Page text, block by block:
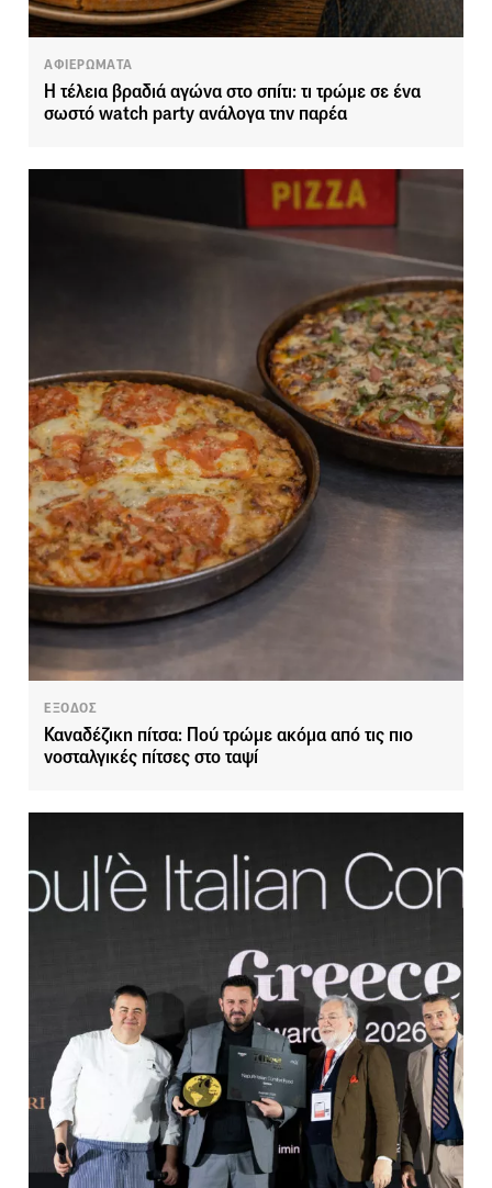
ΑΦΙΕΡΩΜΑΤΑ
Η τέλεια βραδιά αγώνα στο σπίτι: τι τρώμε σε ένα
σωστό watch party ανάλογα την παρέα
ΕΞΟΔΟΣ
Καναδέζικη πίτσα: Πού τρώμε ακόμα από τις πιο
νοσταλγικές πίτσες στο ταψί